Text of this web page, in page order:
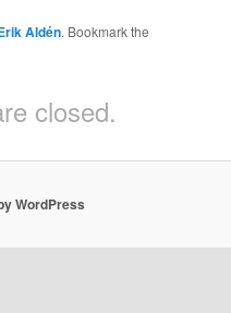
Aldén. Bookmark the
closed.
WordPress